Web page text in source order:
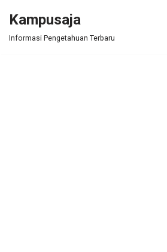
Skip
Kampusaja
Informasi Pengetahuan Terbaru